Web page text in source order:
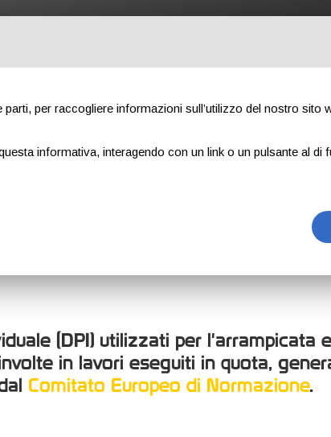
PROFESSIONAL COMPONENTI CHI SIAMO
(DPI) utilizzati per l'arrampicata
in lavori eseguiti in quota,
Comitato Europeo di Normazione.
per raccogliere informazioni sull’utilizzo del nostro sito
informativa, interagendo con un link o un pulsante al di